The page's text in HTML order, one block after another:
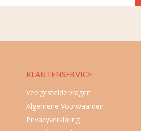
KLANTENSERVICE
Veelgestelde vragen
Algemene Voorwaarden
Privacyverklaring